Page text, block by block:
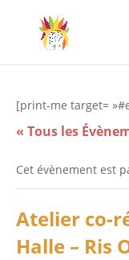
[print-me target=
« Tous les
Cet évènement est
Atelier co-
Halle – Ris